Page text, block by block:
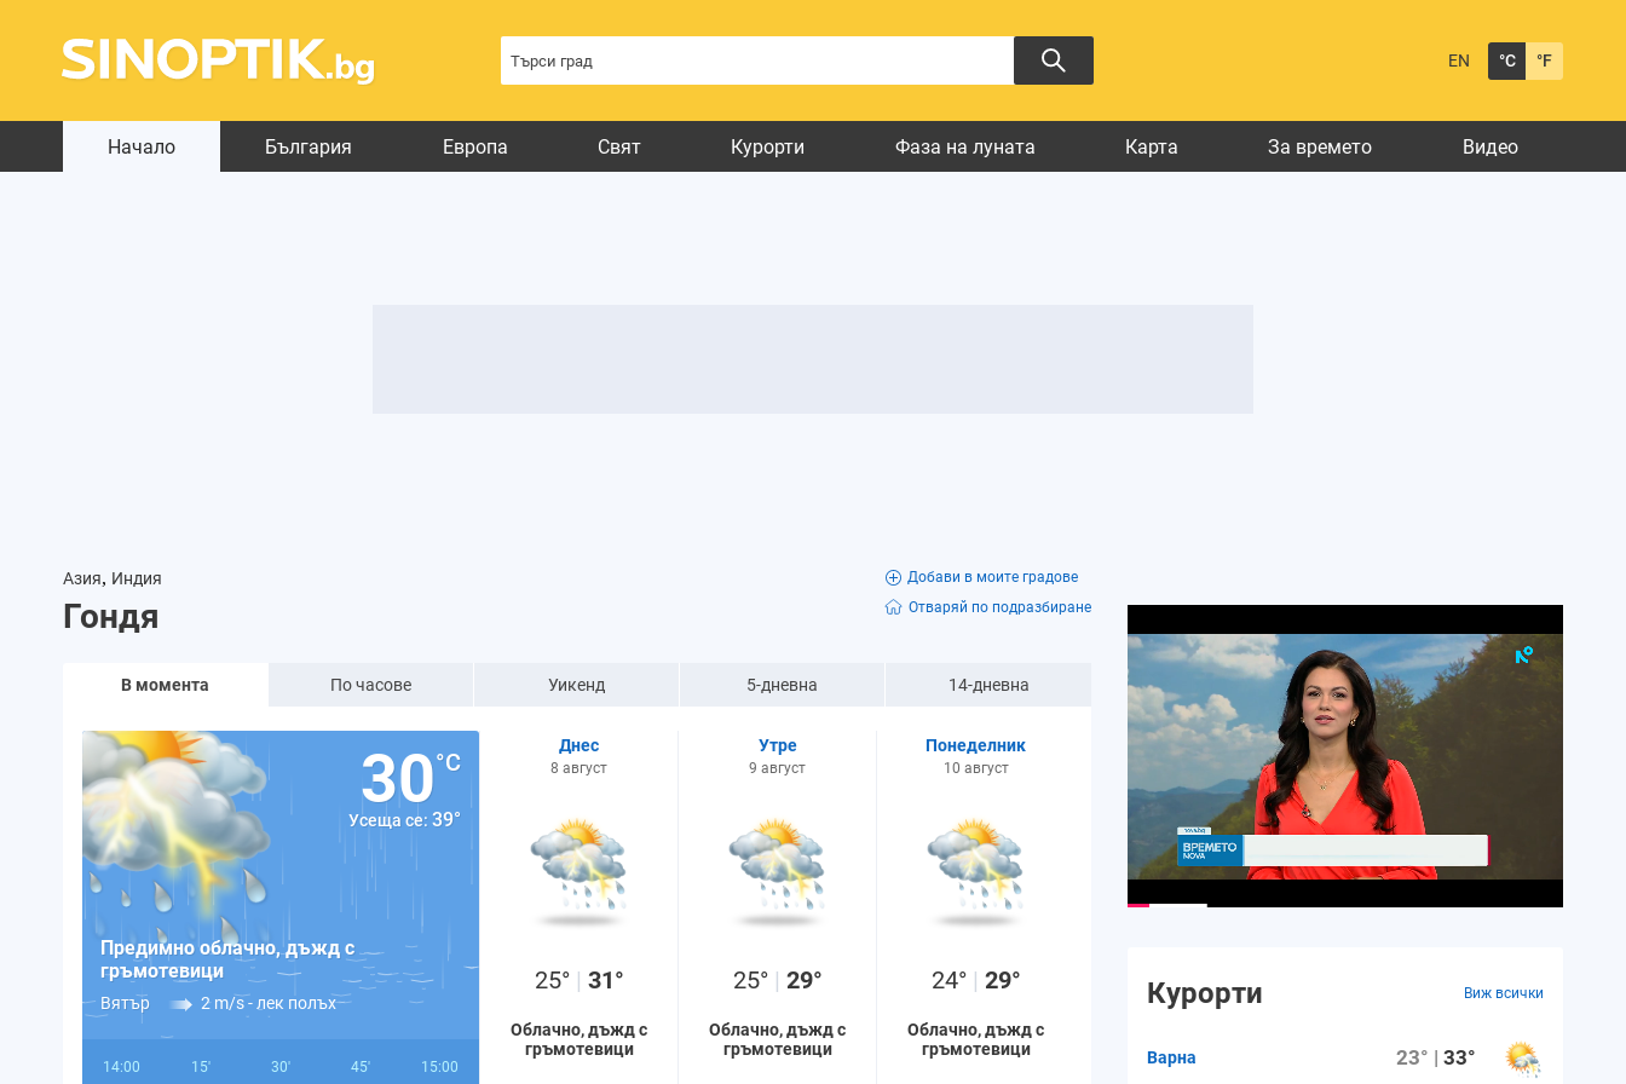
EN °C °F
Начало България Европа Свят Курорти Фаза на луната Карта За времето Видео
Азия, Индия
Гондя
Добави в моите градове
Отваряй по подразбиране
В момента По часове Уикенд 5-дневна 14-дневна
30°C
Усеща се: 39°
Предимно облачно, дъжд с
гръмотевици
Вятър 2 m/s - лек полъх
14:00 15' 30' 45' 15:00
Днес
8 август
25° | 31°
Облачно, дъжд с
гръмотевици
Утре
9 август
25° | 29°
Облачно, дъжд с
гръмотевици
Понеделник
10 август
24° | 29°
Облачно, дъжд с
гръмотевици
Курорти Виж всички
Варна 23° |33°